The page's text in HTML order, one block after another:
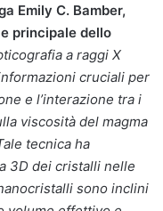
Emily C. Bamber,
principale dello
a raggi X
cruciali per
e l’interazione tra i
viscosità del magma
tecnica ha
3D dei cristalli nelle
sono inclini